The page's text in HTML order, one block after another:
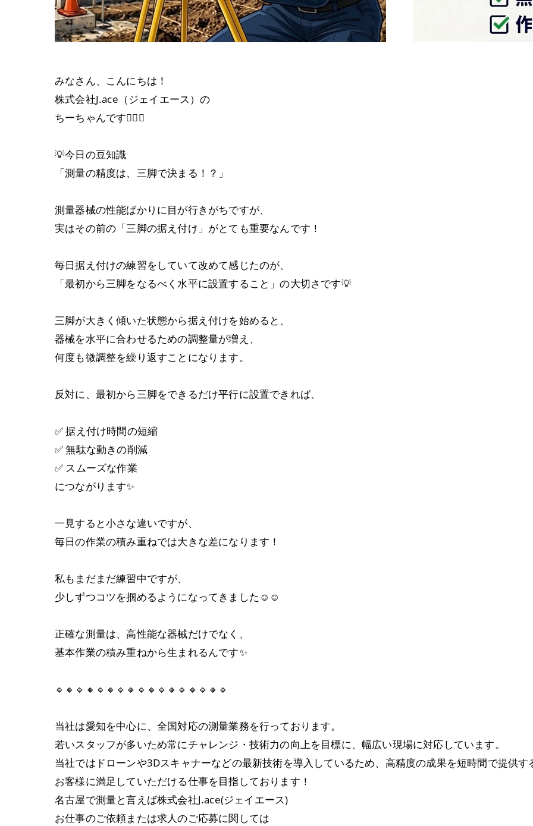
みなさん、こんにちは！
株式会社J.ace（ジェイエース）の
ちーちゃんです👷‍♀️✨
💡今日の豆知識
「測量の精度は、三脚で決まる！？」
測量器械の性能ばかりに目が行きがちですが、
実はその前の「三脚の据え付け」がとても重要なんです！
毎日据え付けの練習をしていて改めて感じたのが、
「最初から三脚をなるべく水平に設置すること」の大切さです💡
三脚が大きく傾いた状態から据え付けを始めると、
器械を水平に合わせるための調整量が増え、
何度も微調整を繰り返すことになります。
反対に、最初から三脚をできるだけ平行に設置できれば、
✅ 据え付け時間の短縮
✅ 無駄な動きの削減
✅ スムーズな作業
につながります✨
一見すると小さな違いですが、
毎日の作業の積み重ねでは大きな差になります！
私もまだまだ練習中ですが、
少しずつコツを掴めるようになってきました☺️☺️
正確な測量は、高性能な器械だけでなく、
基本作業の積み重ねから生まれるんです✨
🔹🔸🔹🔸🔹🔸🔹🔸🔹🔸🔹🔸🔹🔸🔹🔸🔹
当社は愛知を中心に、全国対応の測量業務を行っております。
若いスタッフが多いため常にチャレンジ・技術力の向上を目標に、幅広い現場に対応しています。
当社ではドローンや3Dスキャナーなどの最新技術を導入しているため、高精度の成果を短時間で提供す
お客様に満足していただける仕事を目指しております！
名古屋で測量と言えば株式会社J.ace(ジェイエース)
お仕事のご依頼または求人のご応募に関しては